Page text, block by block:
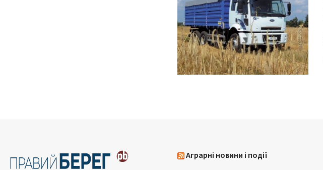
Аграрні новини і події